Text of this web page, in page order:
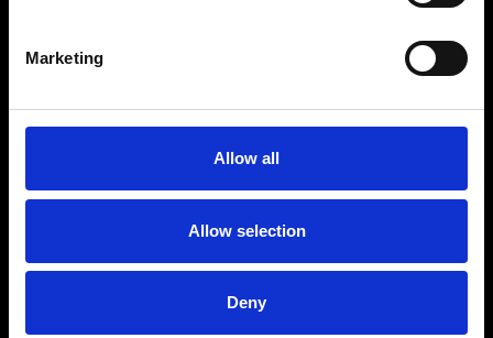
Marketing
Allow all
Allow selection
Deny
+30 2310 253 985
info@princessa.store